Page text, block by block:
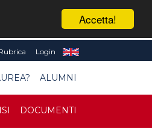
Accetta!
Login
ALUMNI
DOCUMENTI